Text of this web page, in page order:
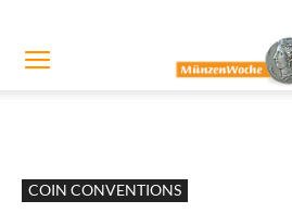
COIN CONVENTIONS